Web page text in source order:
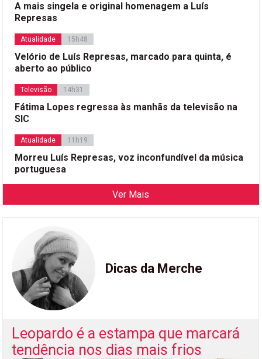
A mais singela e original homenagem a Luís
Represas
Atualidade 15h48
Velório de Luís Represas, marcado para quinta, é
aberto ao público
Televisão 14h31
Fátima Lopes regressa às manhãs da televisão na
SIC
Atualidade 11h19
Morreu Luís Represas, voz inconfundível da música
portuguesa
Ver Mais
Dicas da Merche
Leopardo é a estampa que marcará
tendência nos dias mais frios